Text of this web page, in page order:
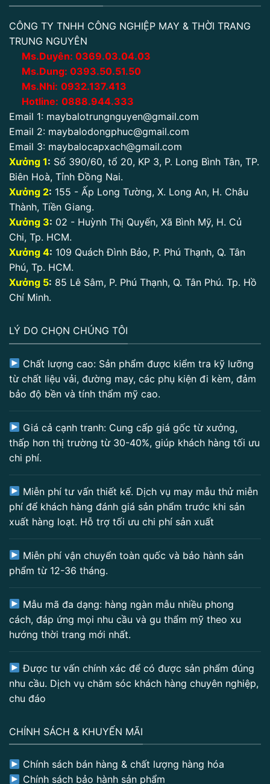
CÔNG TY TNHH CÔNG NGHIỆP MAY & THỜI TRANG
TRUNG NGUYÊN
Ms.Duyên: 0369.03.04.03
Ms.Dung: 0393.50.51.50
Ms.Nhi: 0932.137.413
Hotline: 0888.944.333
Email 1: maybalotrungnguyen@gmail.com
Email 2: maybalodongphuc@gmail.com
Email 3: maybalocapxach@gmail.com
Xưởng 1: Số 390/60, tổ 20, KP 3, P. Long Bình Tân, TP.
Biên Hoà, Tỉnh Đồng Nai.
Xưởng 2: 155 - Ấp Long Tường, X. Long An, H. Châu
Thành, Tiền Giang.
Xưởng 3: 02 - Huỳnh Thị Quyến, Xã Bình Mỹ, H. Củ
Chi, Tp. HCM.
Xưởng 4: 109 Quách Đình Bảo, P. Phú Thạnh, Q. Tân
Phú, Tp. HCM.
Xưởng 5: 85 Lê Sâm, P. Phú Thạnh, Q. Tân Phú. Tp. Hồ
Chí Minh.
LÝ DO CHỌN CHÚNG TÔI
Chất lượng cao: Sản phẩm được kiểm tra kỹ lưỡng
từ chất liệu vải, đường may, các phụ kiện đi kèm, đảm
bảo độ bền và tính thẩm mỹ cao.
Giá cả cạnh tranh: Cung cấp giá gốc từ xưởng,
thấp hơn thị trường từ 30-40%, giúp khách hàng tối ưu
chi phí.
Miễn phí tư vấn thiết kế. Dịch vụ may mẫu thử miễn
phí để khách hàng đánh giá sản phẩm trước khi sản
xuất hàng loạt. Hỗ trợ tối ưu chi phí sản xuất
Miễn phí vận chuyển toàn quốc và bảo hành sản
phẩm từ 12-36 tháng.
Mẫu mã đa dạng: hàng ngàn mẫu nhiều phong
cách, đáp ứng mọi nhu cầu và gu thẩm mỹ theo xu
hướng thời trang mới nhất.
Được tư vấn chính xác để có được sản phẩm đúng
nhu cầu. Dịch vụ chăm sóc khách hàng chuyên nghiệp,
chu đáo
CHÍNH SÁCH & KHUYẾN MÃI
Chính sách bán hàng & chất lượng hàng hóa
Chính sách bảo hành sản phẩm